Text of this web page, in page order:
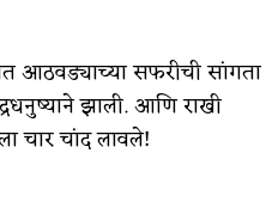
आठवड्याच्या सफरीची सांगता
झाली. आणि राखी
चार चांद लावले!